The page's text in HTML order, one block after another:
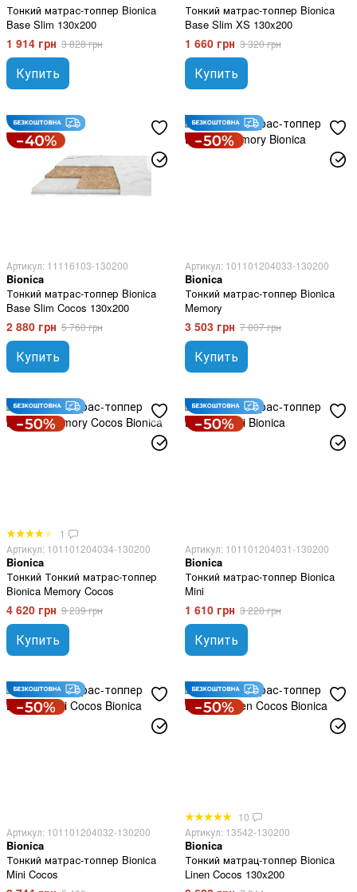
Тонкий матрас-топпер Bionica
Base Slim 130x200
1 914 грн 3 828 грн
Купить
Тонкий матрас-топпер Bionica
Base Slim XS 130x200
1 660 грн 3 320 грн
Купить
Артикул: 11116103-130200
Bionica
Тонкий матрас-топпер Bionica
Base Slim Cocos 130x200
2 880 грн 5 760 грн
Купить
Артикул: 101101204033-130200
Bionica
Тонкий матрас-топпер Bionica
Memory
3 503 грн 7 007 грн
Купить
1
Артикул: 101101204034-130200
Bionica
Тонкий Тонкий матрас-топпер
Bionica Memory Cocos
4 620 грн 9 239 грн
Купить
Артикул: 101101204031-130200
Bionica
Тонкий матрас-топпер Bionica
Mini
1 610 грн 3 220 грн
Купить
Артикул: 101101204032-130200
Bionica
Тонкий матрас-топпер Bionica
Mini Cocos
10
Артикул: 13542-130200
Bionica
Тонкий матрац-топпер Bionica
Linen Cocos 130x200